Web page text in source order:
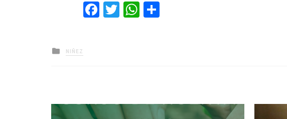
Facebook
TwitterWhatsApp
Posted
in
NIÑEZ